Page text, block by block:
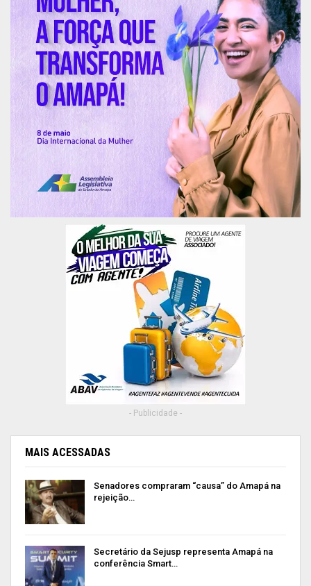
- Publicidade -
MAIS ACESSADAS
Senadores compraram “causa” do Amapá na
rejeição…
Secretário da Sejusp representa Amapá na
conferência Smart…